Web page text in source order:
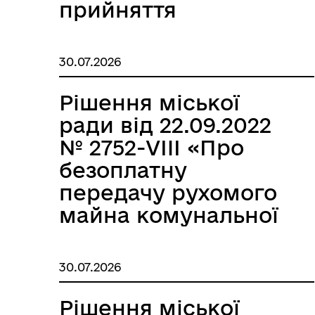
Колегіальні органи (ради,
прийняття
засобів
спеціального
призначення –
пожежно-
рятувальних
автомобілів із
державної власності
до комунальної
Роздільнянської
міської
територіальної
30.07.2026
Рішення міської
ради від 22.09.2022
№ 2752-VIII «Про
безоплатну
передачу рухомого
майна комунальної
Роздільнянської
міської
територіальної
30.07.2026
Рішення міської